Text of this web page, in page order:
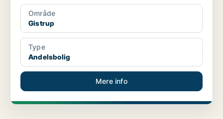
Område
Gistrup
Type
Andelsbolig
Mere info